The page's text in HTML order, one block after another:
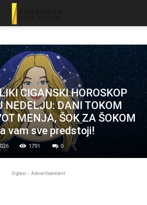
CIGANSKI HOROSKOP
NEDELJU: DANI TOKOM
MENJA, ŠOK ZA ŠOKOM
vam sve predstoji!
1791 0
Oglasi - Advertisement